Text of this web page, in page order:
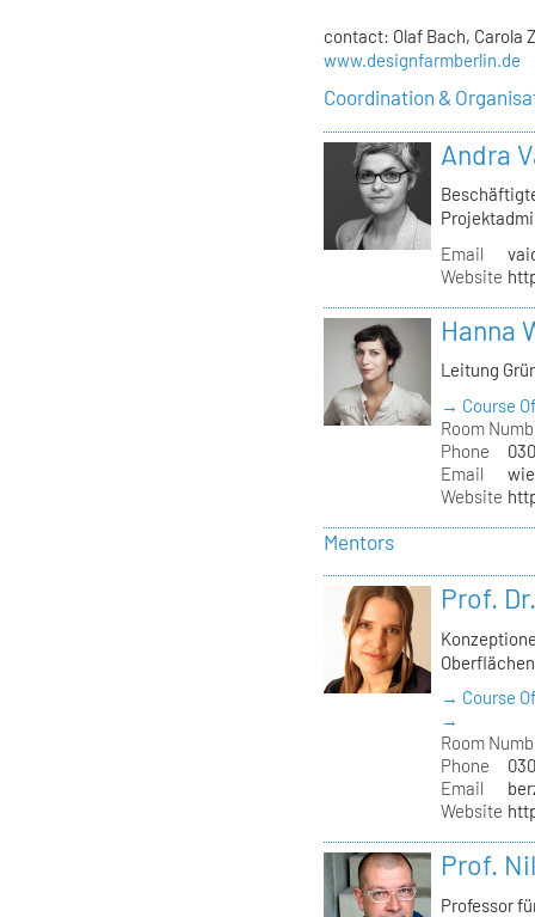
contact: Olaf Bach, Carola
www.designfarmberlin.de
Coordination &
Andra
Email
Website
Hanna
Leitung
→ Course
Room
Phone
Email
Website
Mentors
Prof.
Oberflächen
→ Course
→
Room
Phone
Email
Website
Prof.
Professor